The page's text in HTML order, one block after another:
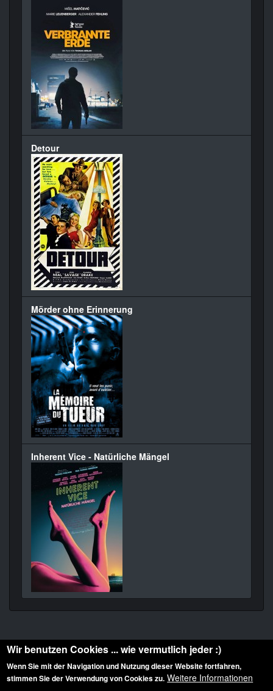
Detour
Mörder ohne Erinnerung
Inherent Vice - Natürliche Mängel
Diese Website ist urheberrechtlich geschützt: © 2010-2026 der Film Noir de. Alle
Wir benutzen Cookies ... wie vermutlich jeder :)
Wenn Sie mit der Navigation und Nutzung dieser Website fortfahren,
stimmen Sie der Verwendung von Cookies zu. Weitere Informationen